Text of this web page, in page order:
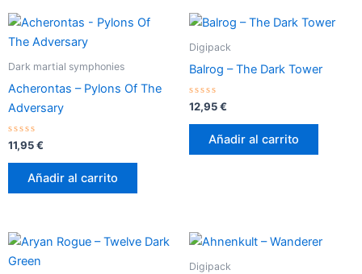
Dark martial symphonies
Acherontas – Pylons Of The
Adversary
Valorado
con
0
11,95€
Añadir al carrito
Digipack
Balrog – The Dark Tower
Valorado
con
0
12,95€
Añadir al carrito
Digipack